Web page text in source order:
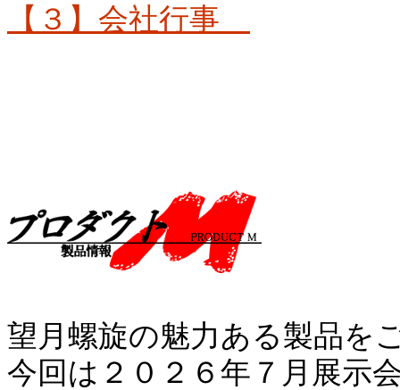
【３】会社行事
望月螺旋の魅力ある製品を
今回は２０２６年７月展示